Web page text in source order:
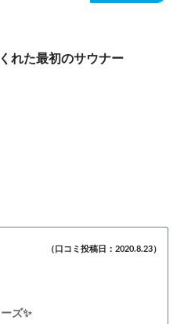
れた最初のサウナー
（口コミ投稿日：2020.8.23）
ズ✨